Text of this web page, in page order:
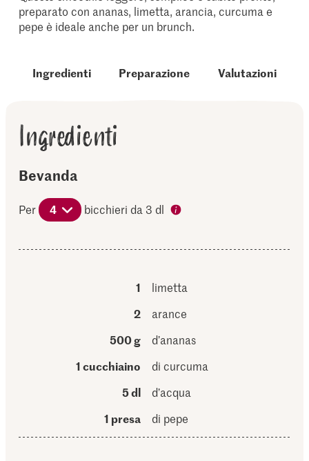
preparato con ananas, limetta, arancia, curcuma e
pepe è ideale anche per un brunch.
Ingredienti Preparazione Valutazioni
Ingredienti
Bevanda
Per 4 bicchieri da 3 dl
1
limetta
2
arance
500 g
d’ananas
1 cucchiaino
di curcuma
5 dl
d’acqua
1 presa
di pepe